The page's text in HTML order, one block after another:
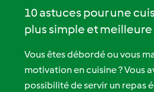
10 astuces pour une
plus simple et meilleure
Vous êtes débordé ou vous
motivation en cuisine ? Vous
possibilité de servir un repas